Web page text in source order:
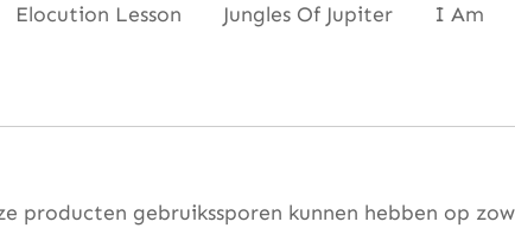
Lesson Jungles Of Jupiter I Am
producten gebruikssporen kunnen hebben op